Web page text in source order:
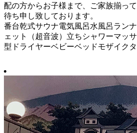
配の方からお子様まで、ご家族揃っ
待ち申し致しております。
番台乾式サウナ電気風呂水風呂ラン
ェット（超音波） 立ちシャワーマッ
型ドライヤーベビーベッドモザイク